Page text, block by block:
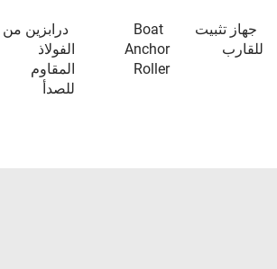
جهاز تثبيت
للقارب
Boat
Anchor
Roller
درابزين من
الفولاذ
المقاوم
للصدأ